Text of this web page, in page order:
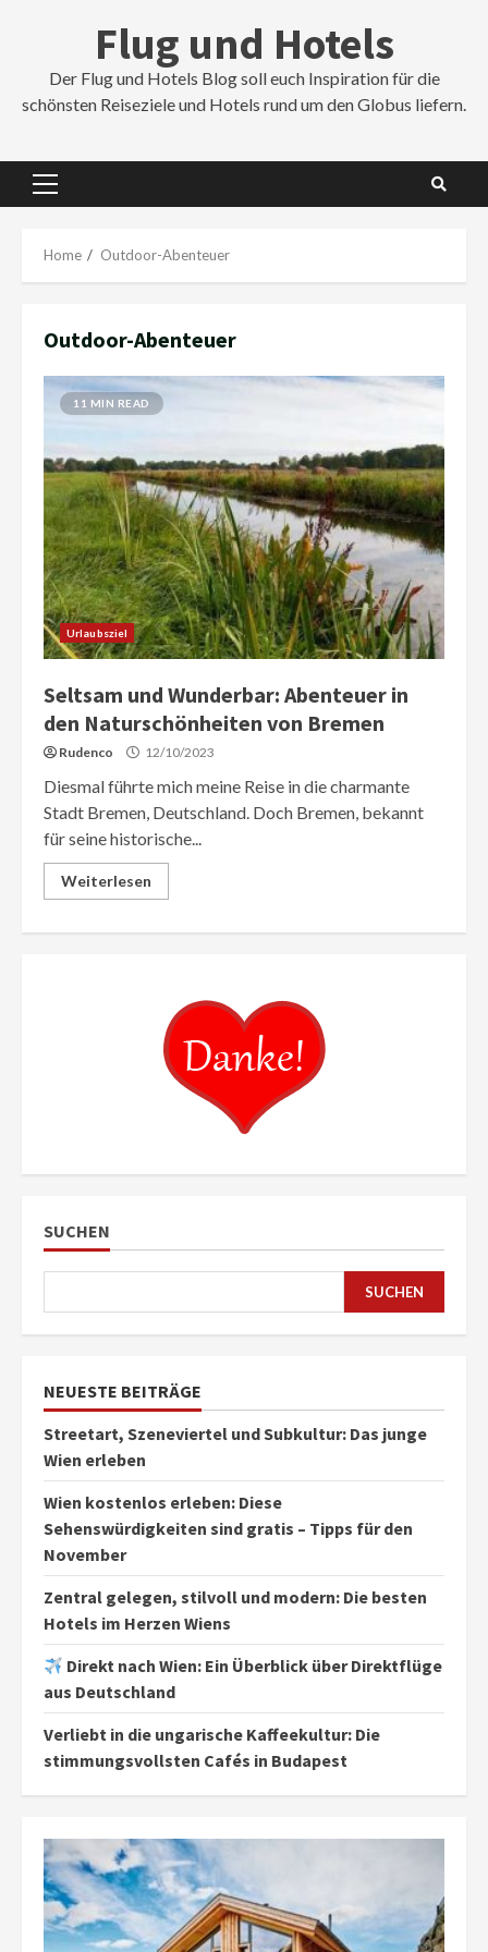
Flug und Hotels
Der Flug und Hotels Blog soll euch Inspiration für die
schönsten Reiseziele und Hotels rund um den Globus liefern.
Primary
Home Outdoor-Abenteuer
Outdoor-Abenteuer
11 MIN READ
Urlaubsziel
Seltsam und Wunderbar: Abenteuer in
den Naturschönheiten von Bremen
Rudenco 12/10/2023
Diesmal führte mich meine Reise in die charmante
Stadt Bremen, Deutschland. Doch Bremen, bekannt
für seine historische...
Weiterlesen
SUCHEN
SUCHEN
NEUESTE BEITRÄGE
Streetart, Szeneviertel und Subkultur: Das junge
Wien erleben
Wien kostenlos erleben: Diese
Sehenswürdigkeiten sind gratis – Tipps für den
November
Zentral gelegen, stilvoll und modern: Die besten
Hotels im Herzen Wiens
Direkt nach Wien: Ein Überblick über Direktflüge
aus Deutschland
Verliebt in die ungarische Kaffeekultur: Die
stimmungsvollsten Cafés in Budapest